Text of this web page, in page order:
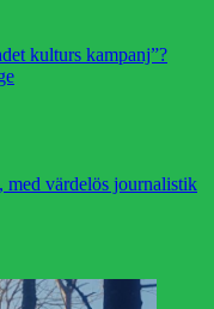
kulturs kampanj”?
värdelös journalistik